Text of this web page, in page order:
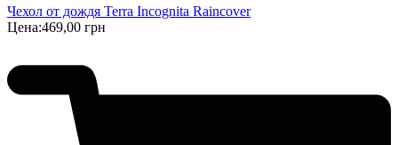
Чехол от дождя Terra Incognita Raincover
Цена:469,00 грн